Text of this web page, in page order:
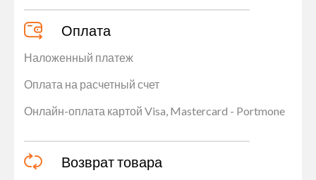
Оплата
Наложенный платеж
Оплата на расчетный счет
Онлайн-оплата картой Visa, Mastercard - Portmone
Возврат товара